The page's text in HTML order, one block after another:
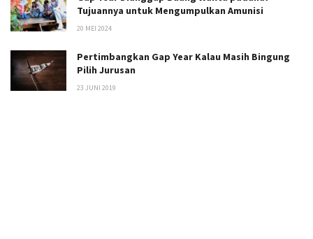
Tujuannya untuk Mengumpulkan Amunisi
20 MEI 2024
Pertimbangkan Gap Year Kalau Masih Bingung
Pilih Jurusan
23 JUNI 2019